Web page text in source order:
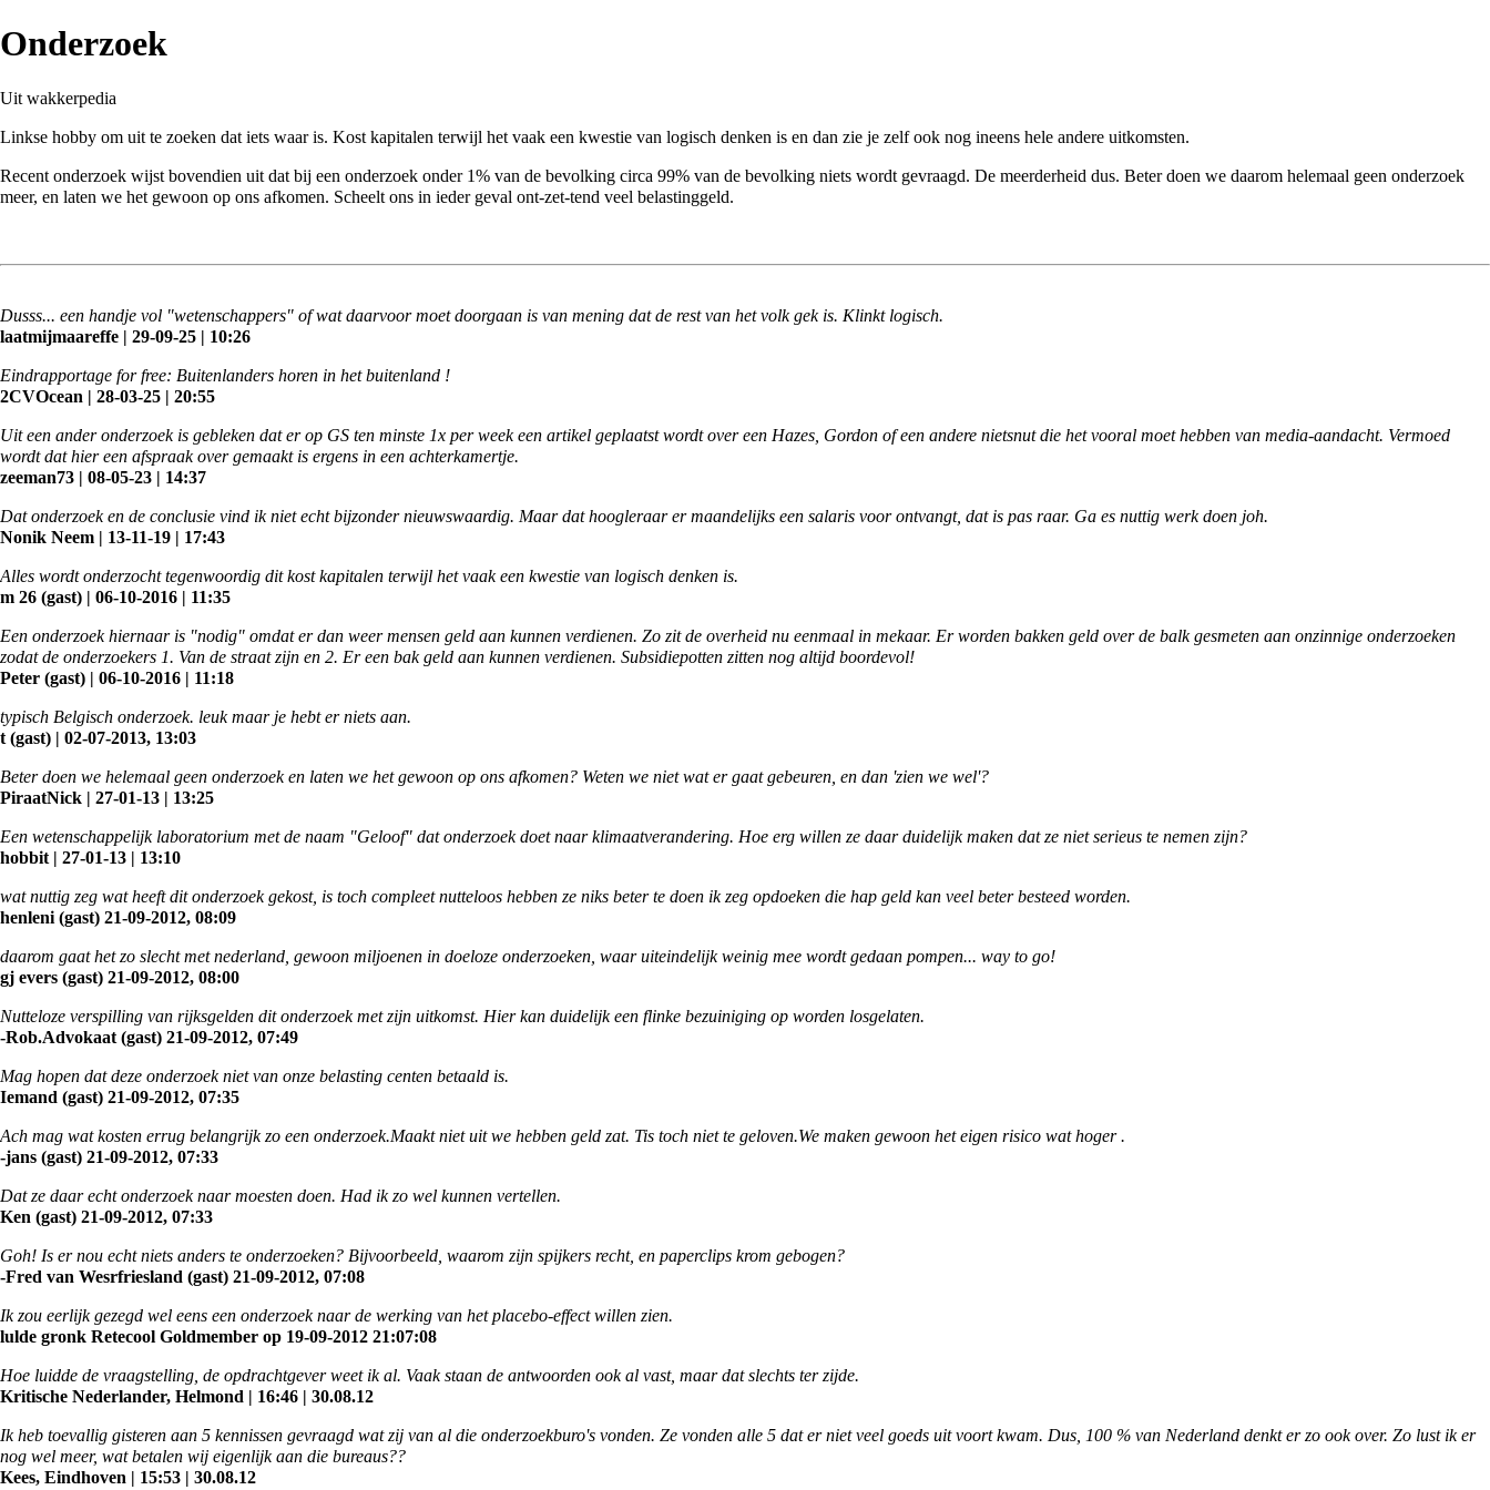
Onderzoek
Uit wakkerpedia
Linkse hobby om uit te zoeken dat iets waar is. Kost kapitalen terwijl het vaak een kwestie van logisch denken is en dan zie je zelf ook nog ineens hele andere uitkomsten.
Recent onderzoek wijst bovendien uit dat bij een onderzoek onder 1% van de bevolking circa 99% van de bevolking niets wordt gevraagd. De meerderheid dus. Beter doen we daarom helemaal geen onderzoek
meer, en laten we het gewoon op ons afkomen. Scheelt ons in ieder geval ont-zet-tend veel belastinggeld.
Dusss... een handje vol "wetenschappers" of wat daarvoor moet doorgaan is van mening dat de rest van het volk gek is. Klinkt logisch.
laatmijmaareffe | 29-09-25 | 10:26
Eindrapportage for free: Buitenlanders horen in het buitenland !
2CVOcean | 28-03-25 | 20:55
Uit een ander onderzoek is gebleken dat er op GS ten minste 1x per week een artikel geplaatst wordt over een Hazes, Gordon of een andere nietsnut die het vooral moet hebben van media-aandacht. Vermoed
wordt dat hier een afspraak over gemaakt is ergens in een achterkamertje.
zeeman73 | 08-05-23 | 14:37
Dat onderzoek en de conclusie vind ik niet echt bijzonder nieuwswaardig. Maar dat hoogleraar er maandelijks een salaris voor ontvangt, dat is pas raar. Ga es nuttig werk doen joh.
Nonik Neem | 13-11-19 | 17:43
Alles wordt onderzocht tegenwoordig dit kost kapitalen terwijl het vaak een kwestie van logisch denken is.
m 26 (gast) | 06-10-2016 | 11:35
Een onderzoek hiernaar is "nodig" omdat er dan weer mensen geld aan kunnen verdienen. Zo zit de overheid nu eenmaal in mekaar. Er worden bakken geld over de balk gesmeten aan onzinnige onderzoeken
zodat de onderzoekers 1. Van de straat zijn en 2. Er een bak geld aan kunnen verdienen. Subsidiepotten zitten nog altijd boordevol!
Peter (gast) | 06-10-2016 | 11:18
typisch Belgisch onderzoek. leuk maar je hebt er niets aan.
t (gast) | 02-07-2013, 13:03
Beter doen we helemaal geen onderzoek en laten we het gewoon op ons afkomen? Weten we niet wat er gaat gebeuren, en dan 'zien we wel'?
PiraatNick | 27-01-13 | 13:25
Een wetenschappelijk laboratorium met de naam "Geloof" dat onderzoek doet naar klimaatverandering. Hoe erg willen ze daar duidelijk maken dat ze niet serieus te nemen zijn?
hobbit | 27-01-13 | 13:10
wat nuttig zeg wat heeft dit onderzoek gekost, is toch compleet nutteloos hebben ze niks beter te doen ik zeg opdoeken die hap geld kan veel beter besteed worden.
henleni (gast) 21-09-2012, 08:09
daarom gaat het zo slecht met nederland, gewoon miljoenen in doeloze onderzoeken, waar uiteindelijk weinig mee wordt gedaan pompen... way to go!
gj evers (gast) 21-09-2012, 08:00
Nutteloze verspilling van rijksgelden dit onderzoek met zijn uitkomst. Hier kan duidelijk een flinke bezuiniging op worden losgelaten.
-Rob.Advokaat (gast) 21-09-2012, 07:49
Mag hopen dat deze onderzoek niet van onze belasting centen betaald is.
Iemand (gast) 21-09-2012, 07:35
Ach mag wat kosten errug belangrijk zo een onderzoek.Maakt niet uit we hebben geld zat. Tis toch niet te geloven.We maken gewoon het eigen risico wat hoger .
-jans (gast) 21-09-2012, 07:33
Dat ze daar echt onderzoek naar moesten doen. Had ik zo wel kunnen vertellen.
Ken (gast) 21-09-2012, 07:33
Goh! Is er nou echt niets anders te onderzoeken? Bijvoorbeeld, waarom zijn spijkers recht, en paperclips krom gebogen?
-Fred van Wesrfriesland (gast) 21-09-2012, 07:08
Ik zou eerlijk gezegd wel eens een onderzoek naar de werking van het placebo-effect willen zien.
lulde gronk Retecool Goldmember op 19-09-2012 21:07:08
Hoe luidde de vraagstelling, de opdrachtgever weet ik al. Vaak staan de antwoorden ook al vast, maar dat slechts ter zijde.
Kritische Nederlander, Helmond | 16:46 | 30.08.12
Ik heb toevallig gisteren aan 5 kennissen gevraagd wat zij van al die onderzoekburo's vonden. Ze vonden alle 5 dat er niet veel goeds uit voort kwam. Dus, 100 % van Nederland denkt er zo ook over. Zo lust ik er
nog wel meer, wat betalen wij eigenlijk aan die bureaus??
Kees, Eindhoven | 15:53 | 30.08.12